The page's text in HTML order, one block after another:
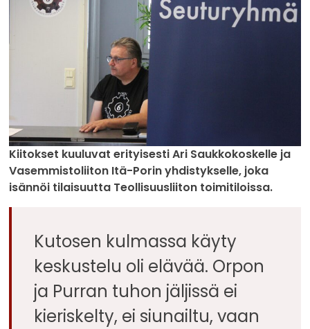
Kiitokset kuuluvat erityisesti Ari Saukkokoskelle ja
Vasemmistoliiton Itä-Porin yhdistykselle, joka
isännöi tilaisuutta Teollisuusliiton toimitiloissa.
Kutosen kulmassa käyty
keskustelu oli elävää. Orpon
ja Purran tuhon jäljissä ei
kieriskelty, ei siunailtu, vaan